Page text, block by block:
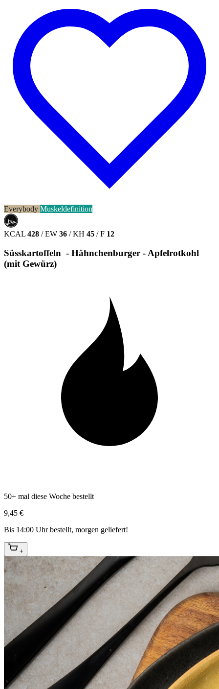
Everybody Muskeldefinition
حلال
HALAL
KCAL 428 / EW 36 / KH 45 / F 12
Süsskartoffeln - Hähnchenburger - Apfelrotkohl
(mit Gewürz)
50+ mal diese Woche bestellt
9,45 €
Bis 14:00 Uhr bestellt, morgen geliefert!
+